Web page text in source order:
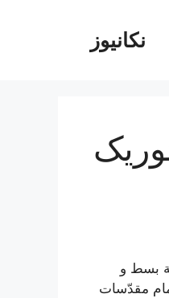
نکانیوز
بسط‌ و
مقدّسات‌